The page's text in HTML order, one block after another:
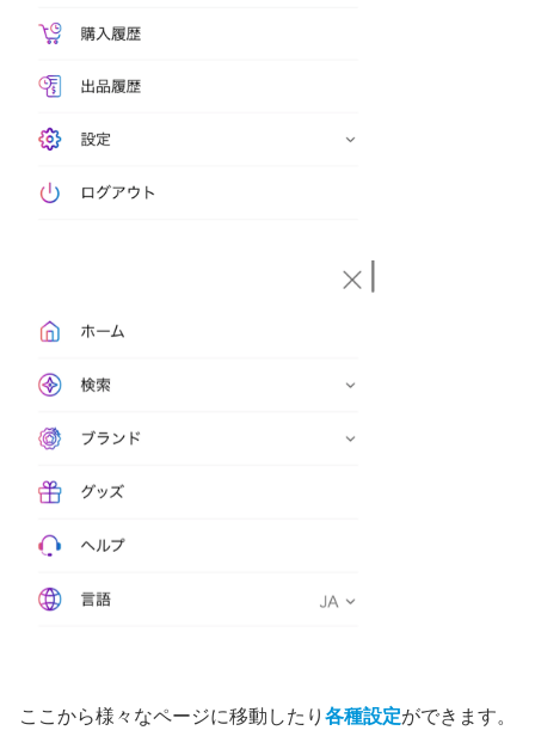
ここから様々なページに移動したり 各種設定ができます。